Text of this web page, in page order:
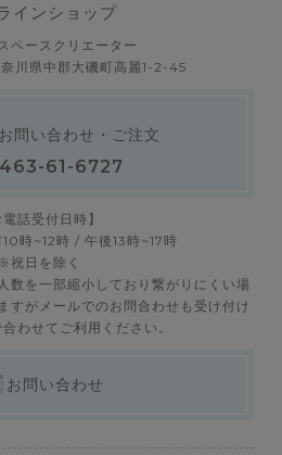
インショップ
ペースクリエーター
川県中郡大磯町高麗1-2-45
問い合わせ・ご注文
61-6727
電話受付日時】
時~12時 / 午後13時~17時
※祝日を除く
数を一部縮小しており繋がりにくい場
すがメールでのお問合わせも受け付け
わせてご利用ください。
お問い合わせ